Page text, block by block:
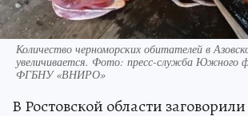
Количество черноморских обитателей в
увеличивается. Фото: пресс-служба Южного
ФГБНУ «ВНИРО»
В Ростовской области